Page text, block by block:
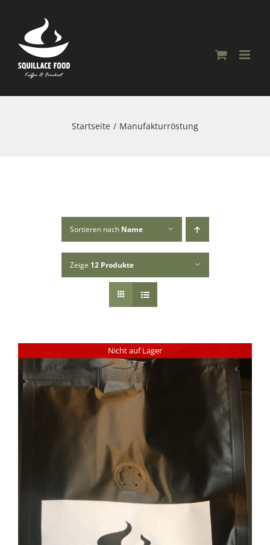
content
Startseite Manufakturröstung
Sortieren nach Name
Zeige 12 Produkte
Nicht auf Lager